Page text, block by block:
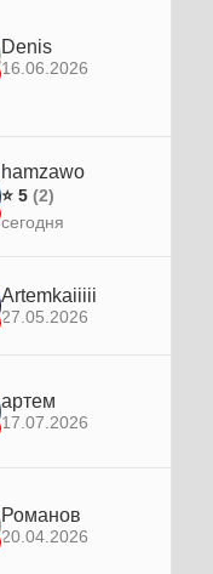
Denis
16.06.2026
hamzawo
⭐ 5 (2)
сегодня
Artemkaiiiii
27.05.2026
артем
17.07.2026
Романов
20.04.2026